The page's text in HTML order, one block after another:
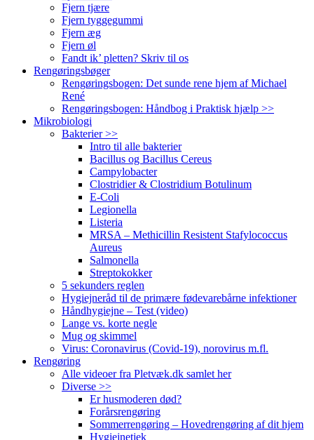
Fjern tjære
Fjern tyggegummi
Fjern æg
Fjern øl
Fandt ik’ pletten? Skriv til os
Rengøringsbøger
Rengøringsbogen: Det sunde rene hjem af Michael
René
Rengøringsbogen: Håndbog i Praktisk hjælp >>
Mikrobiologi
Bakterier >>
Intro til alle bakterier
Bacillus og Bacillus Cereus
Campylobacter
Clostridier & Clostridium Botulinum
E-Coli
Legionella
Listeria
MRSA – Methicillin Resistent Stafylococcus
Aureus
Salmonella
Streptokokker
5 sekunders reglen
Hygiejneråd til de primære fødevarebårne infektioner
Håndhygiejne – Test (video)
Lange vs. korte negle
Mug og skimmel
Virus: Coronavirus (Covid-19), norovirus m.fl.
Rengøring
Alle videoer fra Pletvæk.dk samlet her
Diverse >>
Er husmoderen død?
Forårsrengøring
Sommerrengøring – Hovedrengøring af dit hjem
Hygiejnetjek